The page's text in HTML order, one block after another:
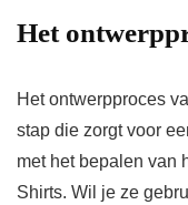
Het
Het ontwerpproces
stap die zorgt voor
met het bepalen van
Shirts. Wil je ze